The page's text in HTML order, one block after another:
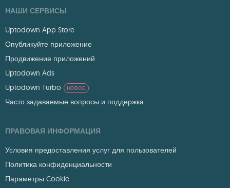
НАШИ СЕРВИСЫ
Uptodown App Store
Опубликуйте приложение
Продвижение приложений
Uptodown Ads
Uptodown Turbo
НОВОЕ
Часто задаваемые вопросы и поддержка
ПРАВОВАЯ ИНФОРМАЦИЯ
Условия предоставления услуг для пользователей
Политика конфиденциальности
Параметры Cookie